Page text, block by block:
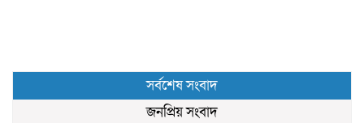
সর্বশেষ সংবাদ
জনপ্রিয় সংবাদ